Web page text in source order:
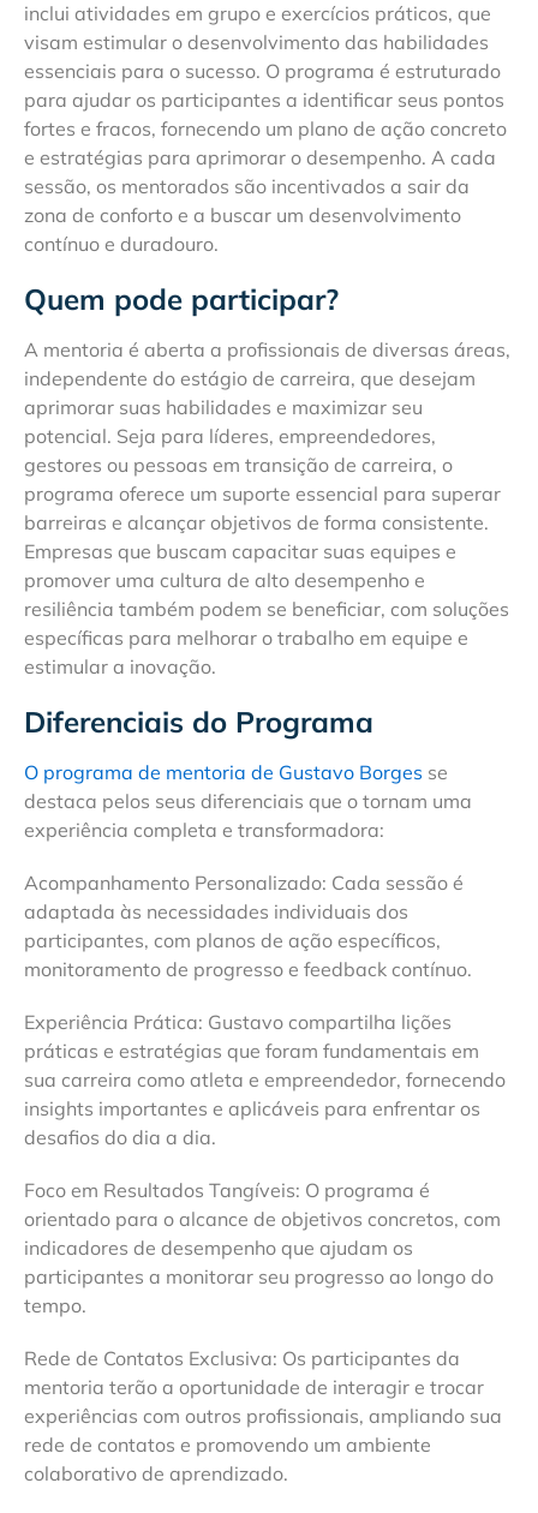
inclui atividades em grupo e exercícios práticos, que
visam estimular o desenvolvimento das habilidades
essenciais para o sucesso. O programa é estruturado
para ajudar os participantes a identificar seus pontos
fortes e fracos, fornecendo um plano de ação concreto
e estratégias para aprimorar o desempenho. A cada
sessão, os mentorados são incentivados a sair da
zona de conforto e a buscar um desenvolvimento
contínuo e duradouro.
Quem pode participar?
A mentoria é aberta a profissionais de diversas áreas,
independente do estágio de carreira, que desejam
aprimorar suas habilidades e maximizar seu
potencial. Seja para líderes, empreendedores,
gestores ou pessoas em transição de carreira, o
programa oferece um suporte essencial para superar
barreiras e alcançar objetivos de forma consistente.
Empresas que buscam capacitar suas equipes e
promover uma cultura de alto desempenho e
resiliência também podem se beneficiar, com soluções
específicas para melhorar o trabalho em equipe e
estimular a inovação.
Diferenciais do Programa
O programa de mentoria de Gustavo Borges se
destaca pelos seus diferenciais que o tornam uma
experiência completa e transformadora:
Acompanhamento Personalizado: Cada sessão é
adaptada às necessidades individuais dos
participantes, com planos de ação específicos,
monitoramento de progresso e feedback contínuo.
Experiência Prática: Gustavo compartilha lições
práticas e estratégias que foram fundamentais em
sua carreira como atleta e empreendedor, fornecendo
insights importantes e aplicáveis ​​para enfrentar os
desafios do dia a dia.
Foco em Resultados Tangíveis: O programa é
orientado para o alcance de objetivos concretos, com
indicadores de desempenho que ajudam os
participantes a monitorar seu progresso ao longo do
tempo.
Rede de Contatos Exclusiva: Os participantes da
mentoria terão a oportunidade de interagir e trocar
experiências com outros profissionais, ampliando sua
rede de contatos e promovendo um ambiente
colaborativo de aprendizado.